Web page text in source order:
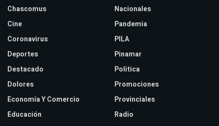
Chascomus
Cine
Coronavirus
Deportes
Destacado
Dolores
Economía Y Comercio
Educación
Nacionales
Pandemia
PILA
Pinamar
Politica
Promociones
Provinciales
Radio